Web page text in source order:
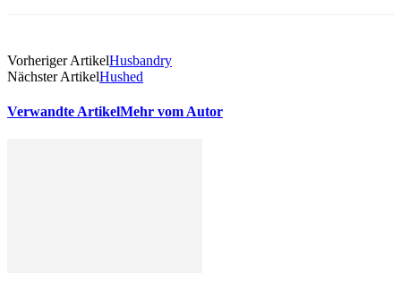
Vorheriger ArtikelHusbandry
Nächster ArtikelHushed
Verwandte ArtikelMehr vom Autor